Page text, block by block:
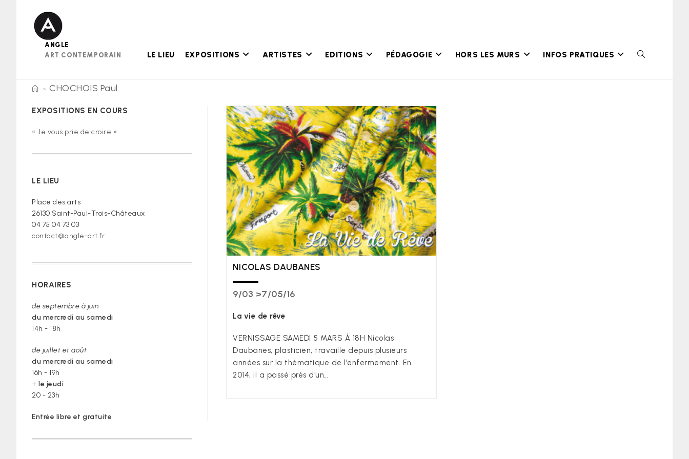
ANGLE
ART CONTEMPORAIN
LE LIEU EXPOSITIONS ARTISTES EDITIONS PÉDAGOGIE HORS LES MURS INFOS PRATIQUES TOGGLE
> CHOCHOIS Paul
NICOLAS DAUBANES
9/03 >7/05/16
La vie de rêve
VERNISSAGE SAMEDI 5 MARS À 18H Nicolas
Daubanes, plasticien, travaille depuis plusieurs
années sur la thématique de l'enfermement. En
2014, il a passé près d'un…
EXPOSITIONS EN COURS
« Je vous prie de croire »
LE LIEU
Place des arts
26130 Saint-Paul-Trois-Châteaux
04 75 04 73 03
contact@angle-art.fr
HORAIRES
de septembre à juin
du mercredi au samedi
14h - 18h
de juillet et août
du mercredi au samedi
16h - 19h
+ le jeudi
20 - 23h
Entrée libre et gratuite